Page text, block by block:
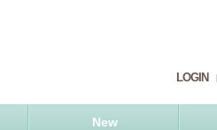
LOGIN
New